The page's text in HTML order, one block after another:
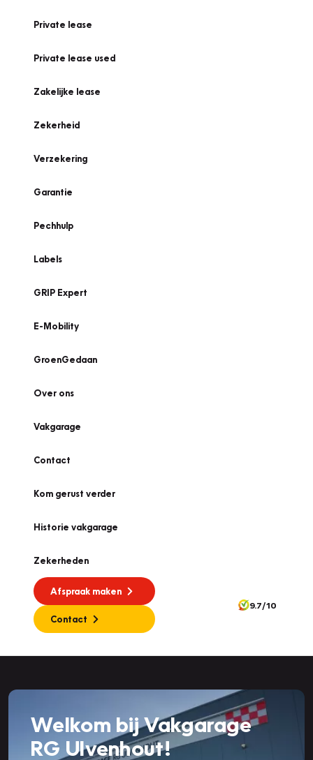
Private lease
Private lease used
Zakelijke lease
Zekerheid
Verzekering
Garantie
Pechhulp
Labels
GRIP Expert
E-Mobility
GroenGedaan
Over ons
Vakgarage
Contact
Kom gerust verder
Historie vakgarage
Zekerheden
Afspraak maken
Contact
9.7/10
Welkom bij Vakgarage
RG Ulvenhout!